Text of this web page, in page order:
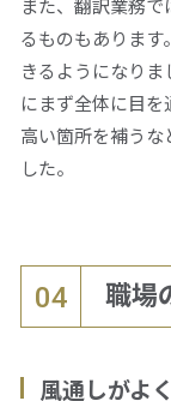
るものもありま
きるようになり
にまず全体に目
高い箇所を補う
した。
04 職場
風通しがよ